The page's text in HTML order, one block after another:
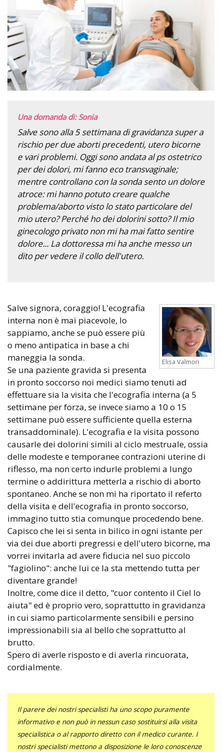
Una domanda di: Sonia
Salve sono alla 5 settimana di gravidanza super a
rischio per due aborti precedenti, utero bicorne
e vari problemi. Oggi sono andata al ps ostetrico
per dei dolori, mi fanno eco transvaginale;
mentre controllano con la sonda sento un dolore
atroce: mi hanno potuto creare qualche
problema/aborto visto lo stato particolare del
mio utero? Perché ho dei dolorini sotto? Il mio
ginecologo privato non mi ha mai fatto sentire
dolore... La dottoressa mi ha anche messo un
dito per vedere il collo dell'utero.
Elisa Valmori
Salve signora, coraggio! L'ecografia
interna non è mai piacevole, lo
sappiamo, anche se può essere più
o meno antipatica in base a chi
maneggia la sonda.
Se una paziente gravida si presenta
in pronto soccorso noi medici siamo tenuti ad
effettuare sia la visita che l'ecografia interna (a 5
settimane per forza, se invece siamo a 10 o 15
settimane può essere sufficiente quella esterna
transaddominale). L'ecografia e la visita possono
causarle dei dolorini simili al ciclo mestruale, ossia
delle modeste e temporanee contrazioni uterine di
riflesso, ma non certo indurle problemi a lungo
termine o addirittura metterla a rischio di aborto
spontaneo. Anche se non mi ha riportato il referto
della visita e dell'ecografia in pronto soccorso,
immagino tutto stia comunque procedendo bene.
Capisco che lei si senta in bilico in ogni istante per
via dei due aborti pregressi e dell'utero bicorne, ma
vorrei invitarla ad avere fiducia nel suo piccolo
"fagiolino": anche lui ce la sta mettendo tutta per
diventare grande!
Inoltre, come dice il detto, "cuor contento il Ciel lo
aiuta" ed è proprio vero, soprattutto in gravidanza
in cui siamo particolarmente sensibili e persino
impressionabili sia al bello che soprattutto al
brutto.
Spero di averle risposto e di averla rincuorata,
cordialmente.
Il parere dei nostri specialisti ha uno scopo puramente
informativo e non può in nessun caso sostituirsi alla visita
specialistica o al rapporto diretto con il medico curante. I
nostri specialisti mettono a disposizione le loro conoscenze